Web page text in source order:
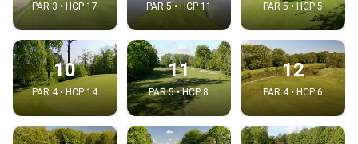
PAR 3 • HCP 17 PAR 5 • HCP 11 PAR 5 • HCP 5
10
PAR 4 • HCP 14
11
PAR 5 • HCP 8
12
PAR 4 • HCP 6